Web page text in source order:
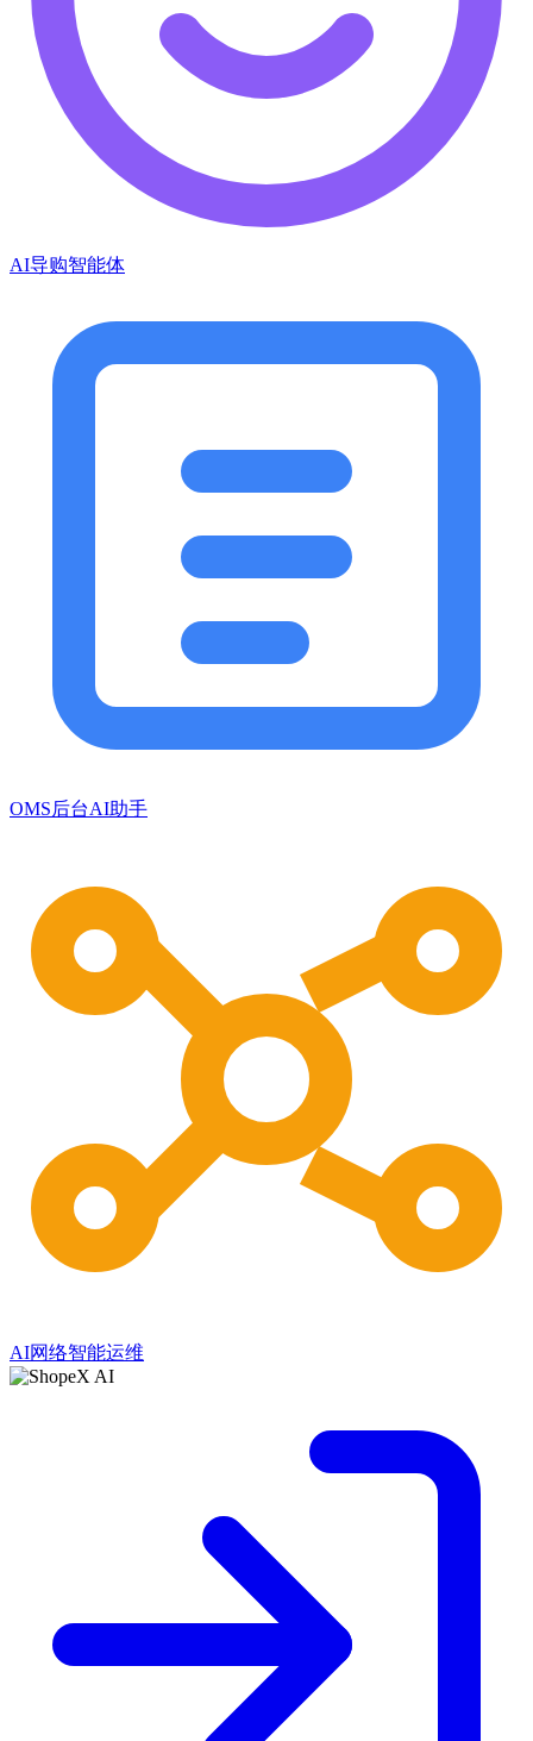
AI导购智能体
OMS后台AI助手
AI网络智能运维